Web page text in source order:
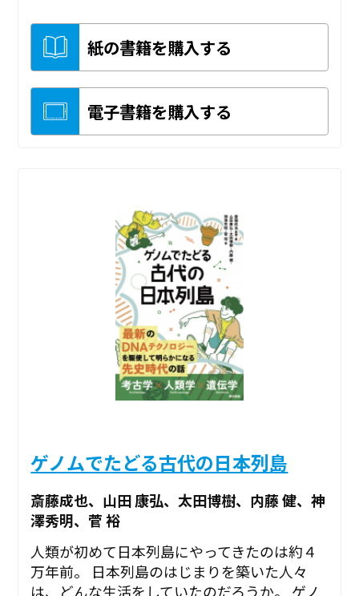
紙の書籍を購入する
電子書籍を購入する
ゲノムでたどる古代の日本列島
斎藤成也、山田 康弘、太田博樹、内藤 健、神
澤秀明、菅 裕
人類が初めて日本列島にやってきたのは約４
万年前。 日本列島のはじまりを築いた人々
は、どんな生活をしていたのだろうか。 ゲノ